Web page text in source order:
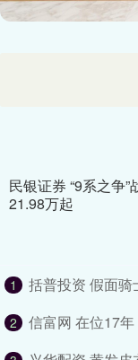
民银证券 “9系之争
21.98万起
1 括普投资 假面骑
2 信富网 在位17